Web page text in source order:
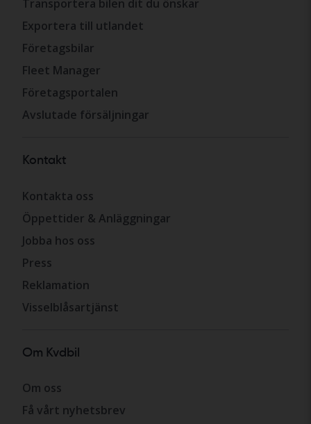
Transportera bilen dit du önskar
Exportera till utlandet
Företagsbilar
Fleet Manager
Företagsportalen
Avslutade försäljningar
Kontakt
Kontakta oss
Öppettider & Anläggningar
Jobba hos oss
Press
Reklamation
Visselblåsartjänst
Om Kvdbil
Om oss
Få vårt nyhetsbrev